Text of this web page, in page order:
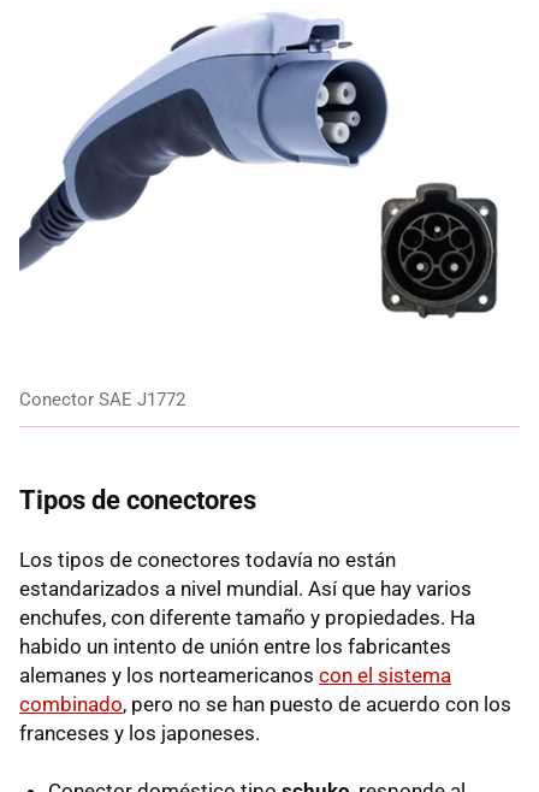
Conector SAE J1772
Tipos de conectores
Los tipos de conectores todavía no están
estandarizados a nivel mundial. Así que hay varios
enchufes, con diferente tamaño y propiedades. Ha
habido un intento de unión entre los fabricantes
alemanes y los norteamericanos con el sistema
combinado, pero no se han puesto de acuerdo con los
franceses y los japoneses.